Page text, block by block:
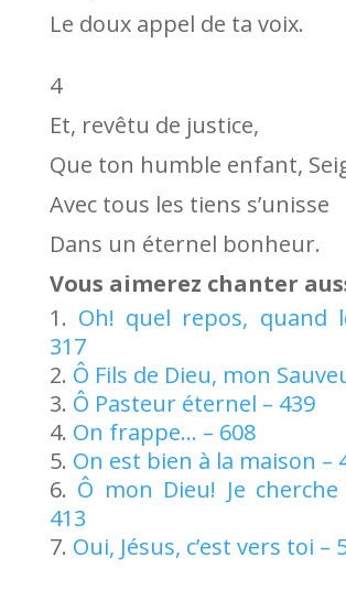
Le doux appel de ta voix.
4
Et, revêtu de justice,
Que ton humble enfant,
Avec tous les tiens s’unisse
Dans un éternel bonheur.
Vous aimerez chanter
Oh! quel repos, quand
317
Ô Fils de Dieu, mon
Ô Pasteur éternel – 439
On frappe… – 608
On est bien à la maison –
Ô mon Dieu! Je
413
Oui, Jésus, c’est vers toi –